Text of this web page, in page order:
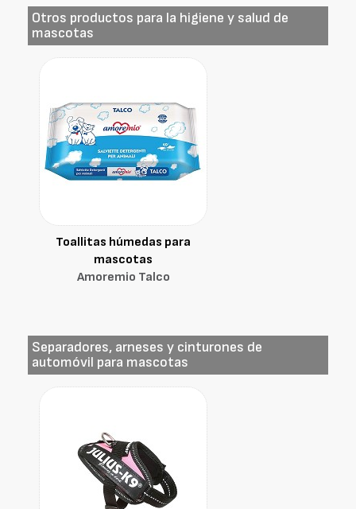
Otros productos para la higiene y salud de
mascotas
Toallitas húmedas para
mascotas
Amoremio Talco
Separadores, arneses y cinturones de
automóvil para mascotas